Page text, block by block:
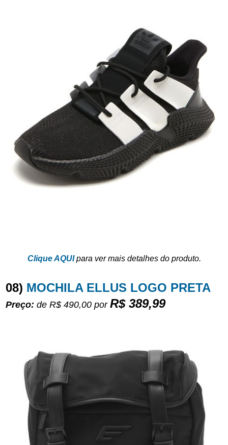
Clique AQUIpara ver mais detalhes do produto.
08) MOCHILA ELLUS LOGO PRETA
Preço: de R$ 490,00 por R$ 389,99